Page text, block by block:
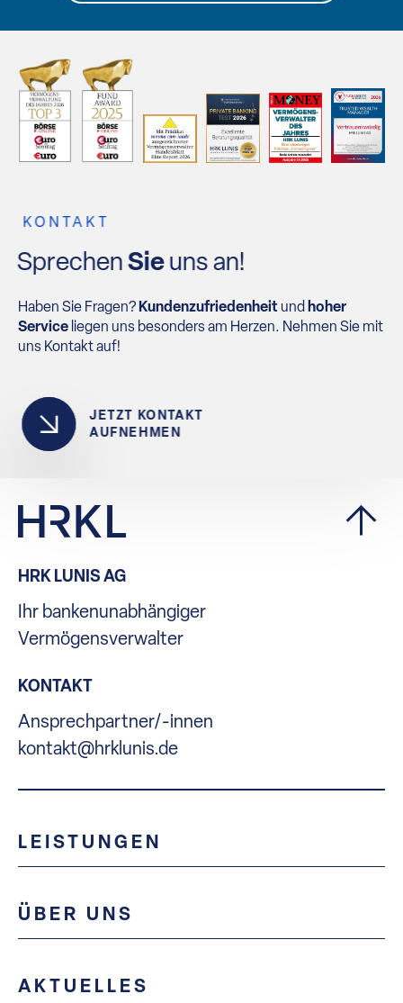
KONTAKT
SprechenSieuns an!
Haben Sie Fragen?Kundenzufriedenheitund hoher
Service liegen uns besonders am Herzen. Nehmen Sie mit
uns Kontakt auf!
JETZT KONTAKT
AUFNEHMEN
HRK LUNIS AG
Ihr bankenunabhängiger
Vermögensverwalter
KONTAKT
Ansprechpartner/-innen
kontakt@hrklunis.de
LEISTUNGEN
ÜBER UNS
AKTUELLES